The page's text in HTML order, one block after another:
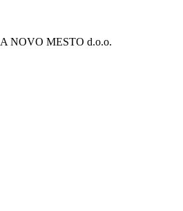
NOVO MESTO d.o.o.